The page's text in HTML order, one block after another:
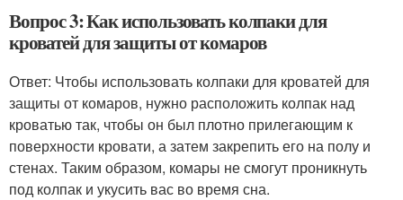
Вопрос 3: Как использовать колпаки для
кроватей для защиты от комаров
Ответ: Чтобы использовать колпаки для кроватей для
защиты от комаров, нужно расположить колпак над
кроватью так, чтобы он был плотно прилегающим к
поверхности кровати, а затем закрепить его на полу и
стенах. Таким образом, комары не смогут проникнуть
под колпак и укусить вас во время сна.